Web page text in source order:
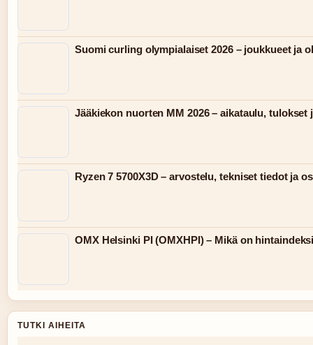
Suomi curling olympialaiset 2026 – joukkueet ja
Jääkiekon nuorten MM 2026 – aikataulu, tulokset
Ryzen 7 5700X3D – arvostelu, tekniset tiedot ja
OMX Helsinki PI (OMXHPI) – Mikä on
TUTKI AIHEITA